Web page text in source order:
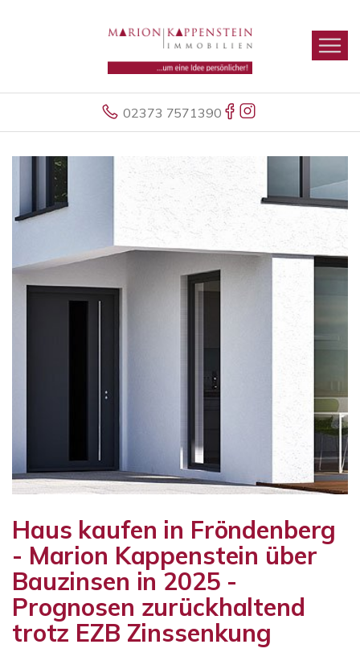
02373 7571390
Haus kaufen in Fröndenberg
- Marion Kappenstein über
Bauzinsen in 2025 -
Prognosen zurückhaltend
trotz EZB Zinssenkung